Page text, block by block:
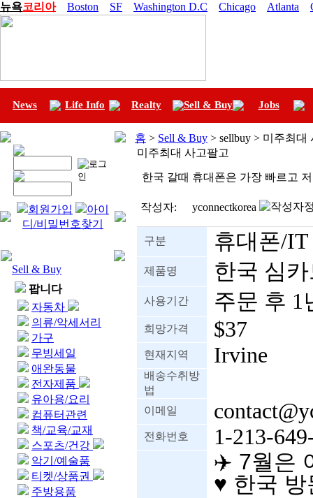
뉴욕코리아 Boston SF Washington D.C Chicago Atlanta
News Life Info Realty Sell & Buy Jobs
회원가입
아이
디/비밀번호찾기
Sell & Buy
팝니다
자동차
의류/악세서리
가구
무빙세일
애완동물
전자제품
유아용/요리
컴퓨터관련
책/교육/교재
스포츠/건강
악기/예술품
티켓/상품권
주방용품
홈 > Sell & Buy > sellbuy > 미주최대
미주최대 사고팔고
한국 갈때 휴대폰은 가장 빠르고
작성자: yconnectkorea
구분 휴대폰/IT
제품명 한국 심
사용기간 주문 후 1
희망가격 $37
현재지역 Irvine
배송수취방
법
이메일
전화번호 1-213-
✈️ 7월은
♥ 한국 방